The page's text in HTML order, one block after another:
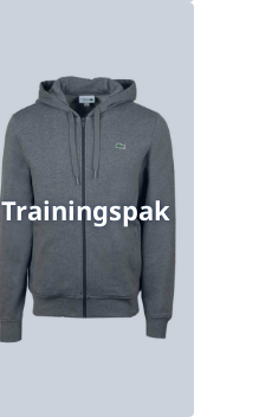
Trainingspak